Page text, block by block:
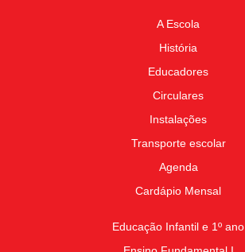
A Escola
História
Educadores
Circulares
Instalações
Transporte escolar
Agenda
Cardápio Mensal
Educação Infantil e 1º ano